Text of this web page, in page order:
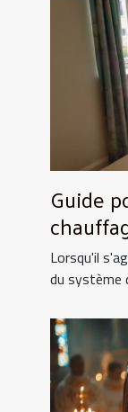
Guide
pour la
Lorsqu'il
du système